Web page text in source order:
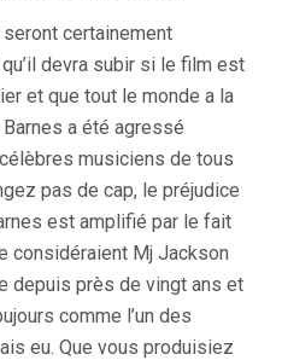
certainement
devra subir si le film est
et que tout le monde a la
a été agressé
musiciens de tous
pas de cap, le préjudice
est amplifié par le fait
considéraient Mj Jackson
depuis près de vingt ans et
comme l’un des
eu. Que vous produisiez